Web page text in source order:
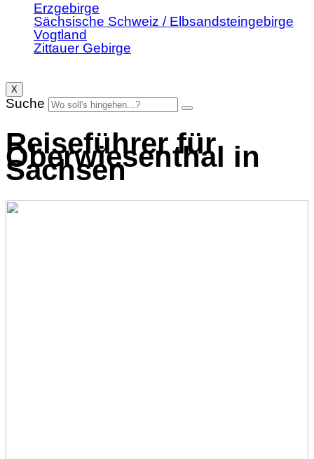
Erzgebirge
Sächsische Schweiz / Elbsandsteingebirge
Vogtland
Zittauer Gebirge
X
Suche
Reiseführer für
Oberwiesenthal in
Sachsen